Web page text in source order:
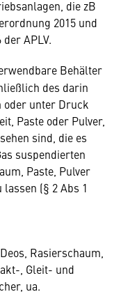
die zB
2015 und
APLV.
Behälter
des darin
oder unter Druck
Paste oder Pulver,
sind, die es
suspendierten
Paste, Pulver
(§ 2 Abs 1
Rasierschaum,
, Gleit- und
ua.